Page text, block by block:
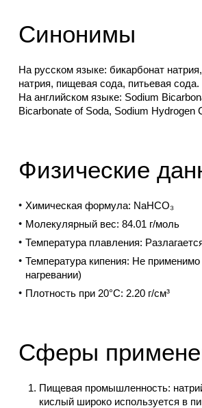
Синонимы
На русском языке: бикарбонат
натрия, пищевая сода, питьевая сода.
На английском языке: Sodium
Bicarbonate of Soda, Sodium Hydrogen
Физические
Химическая формула: NaHCO₃
Молекулярный вес: 84.01 г/моль
Температура плавления:
Температура кипения: Не применимо
нагревании)
Плотность при 20°С: 2.20 г/см³
Сферы
Пищевая промышленность:
кислый широко используется в